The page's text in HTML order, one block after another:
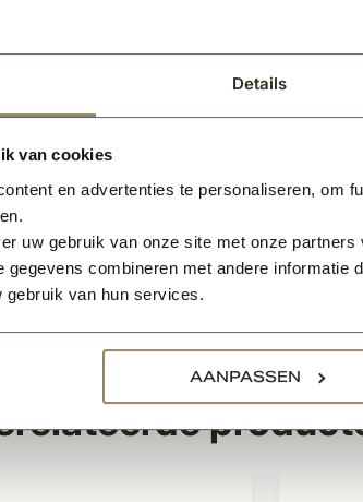
Details
van cookies
en advertenties te personaliseren, om
uw gebruik van onze site met onze
gegevens combineren met andere informatie
van hun services.
AANPASSEN
binnendeur is standaard voorzien van
is ook verkrijgbaar in voorgelakt
u uw deur(en) ook gemonteerd hebben,
Vraag dan een offerte aan via de button en
wordt geleverd exclusief hang &